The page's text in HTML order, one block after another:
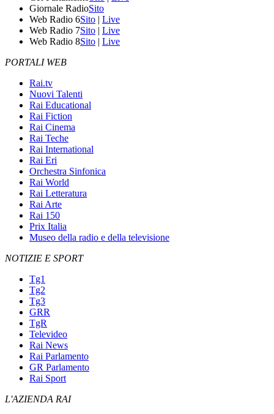
Giornale RadioSito
Web Radio 6Sito | Live
Web Radio 7Sito | Live
Web Radio 8Sito | Live
PORTALI WEB
Rai.tv
Nuovi Talenti
Rai Educational
Rai Fiction
Rai Cinema
Rai Teche
Rai International
Rai Eri
Orchestra Sinfonica
Rai World
Rai Letteratura
Rai Arte
Rai 150
Prix Italia
Museo della radio e della televisione
NOTIZIE E SPORT
Tg1
Tg2
Tg3
GRR
TgR
Televideo
Rai News
Rai Parlamento
GR Parlamento
Rai Sport
L'AZIENDA RAI